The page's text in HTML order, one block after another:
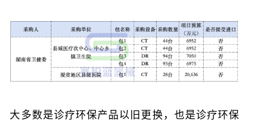
大多数是诊疗环保产品以旧更换，也是诊疗环保